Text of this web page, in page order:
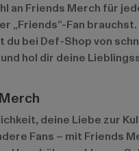
an Friends Merch für
„Friends“-Fan
bei Def-Shop von
hol dir deine
deine Liebe zur
Fans – mit Friends